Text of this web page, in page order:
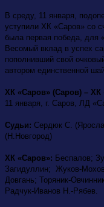
В среду, 11 января,
уступили ХК «Саров» со
была первая победа, для
Весомый вклад в успех
пополнивший свой
автором единственной
ХК «Саров» (Саров) – ХК
11 января, г. Саров, ЛД
Cудьи: Сердюк С.
(Н.Новгород)
ХК «Саров»: Беспалов;
Загидуллин; Жуков-
Довгань; Торяник-
Радчук-Иванов Н.-Рябев.